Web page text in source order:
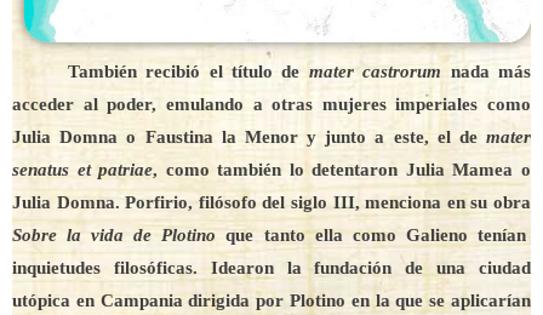
También recibió el título de mater castrorum nada más
acceder al poder, emulando a otras mujeres imperiales como
Julia Domna o Faustina la Menor y junto a este, el de mater
senatus et patriae, como también lo detentaron Julia Mamea o
Julia Domna. Porfirio, filósofo del siglo III, menciona en su obra
Sobre la vida de Plotino que tanto ella como Galieno tenían
inquietudes filosóficas. Idearon la fundación de una ciudad
utópica en Campania dirigida por Plotino en la que se aplicarían